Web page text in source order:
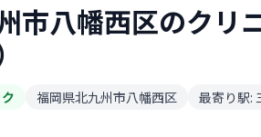
市八幡西区のクリ
福岡県北九州市八幡西区 最寄り駅: